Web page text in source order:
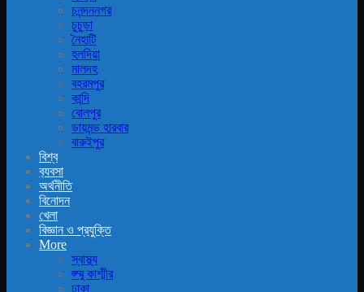
চনন্দননগর
চুচুড়া
নৈহাটি
হলদিয়া
মালদহ
বহরমপুর
কান্দি
বোলপুর
ডায়মন্ড হারবার
বারুইপুর
বিশ্ব
ব‍্যবসা
অর্থনীতি
বিনোদন
খেলা
বিজ্ঞান ও প্রযুক্তি
More
স্বাস্থ্য
জ্ম্মু কাশ্মীর
ঢাকা